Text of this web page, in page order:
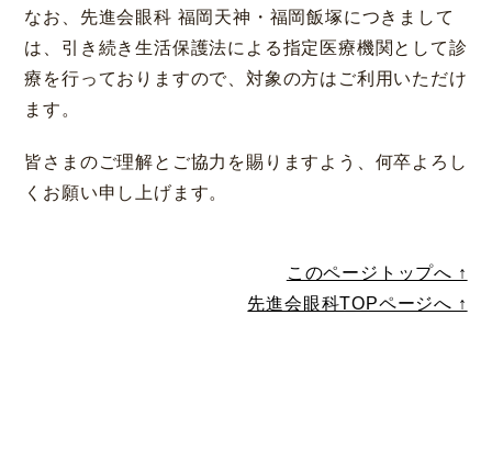
ドクター紹介 よくあるご質問
コラム
学会発表 / 論文 /
報道・メディア出演
ホーム
[ICL提携]鹿児島園
田眼科
[提携]木村眼科 天王
寺院
大阪市天王寺区
なお、先進会眼科 福岡天神・福岡飯塚につきまして
は、引き続き生活保護法による指定医療機関として診
療を行っておりますので、対象の方はご利用いただけ
ます。
皆さまのご理解とご協力を賜りますよう、何卒よろし
くお願い申し上げます。
このページトップへ ↑
先進会眼科TOPページへ ↑